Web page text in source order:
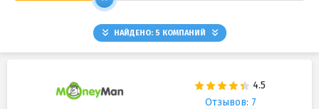
НАЙДЕНО: 5 КОМПАНИЙ
Отзывов: 7